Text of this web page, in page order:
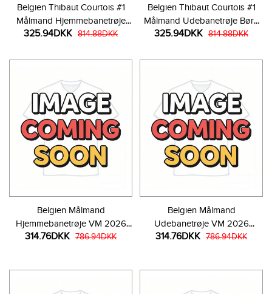
Belgien Thibaut Courtois #1
Målmand Hjemmebanetrøje
Børn VM 2026 Langærmet (+
325.94DKK 814.88DKK
Belgien Thibaut Courtois #1
Målmand Udebanetrøje Børn
VM 2026 Langærmet (+ Korte
325.94DKK 814.88DKK
Belgien Målmand
Hjemmebanetrøje VM 2026
Kortærmet
314.76DKK 786.94DKK
Belgien Målmand
Udebanetrøje VM 2026
Kortærmet
314.76DKK 786.94DKK